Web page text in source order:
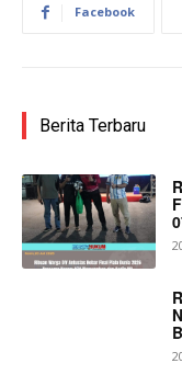
Facebook
Berita Terbaru